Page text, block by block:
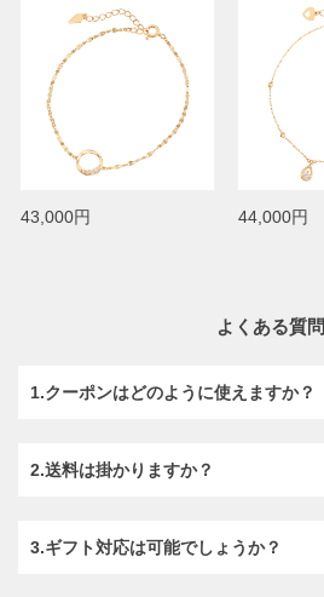
43,000円 44,000円
よくある質問
1.クーポンはどのように使えますか？
2.送料は掛かりますか？
3.ギフト対応は可能でしょうか？